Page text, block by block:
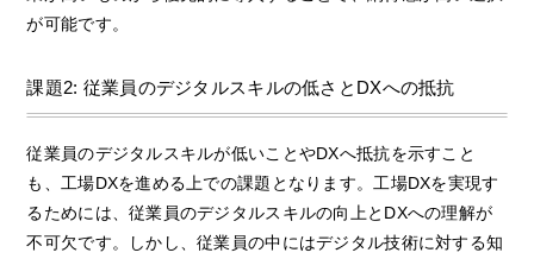
が可能です。
課題2: 従業員のデジタルスキルの低さとDXへの抵抗
従業員のデジタルスキルが低いことやDXへ抵抗を示すこと
も、工場DXを進める上での課題となります。工場DXを実現す
るためには、従業員のデジタルスキルの向上とDXへの理解が
不可欠です。しかし、従業員の中にはデジタル技術に対する知